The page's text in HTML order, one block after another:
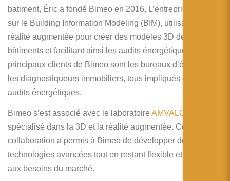
batiment, Éric a fondé Bimeo en 2016. L’entreprise travaille
sur le Building Information Modeling (BIM), utilisant la
réalité augmentée pour créer des modèles 3D des
bâtiments et facilitant ainsi les audits énergétiques. Les
principaux clients de Bimeo sont les bureaux d’études et
les diagnostiqueurs immobiliers, tous impliqués dans les
audits énergétiques.
Bimeo s’est associé avec le laboratoire AMVALOR
spécialisé dans la 3D et la réalité augmentée. Cette
collaboration a permis à Bimeo de développer des
technologies avancées tout en restant flexible et adapté
aux besoins du marché.